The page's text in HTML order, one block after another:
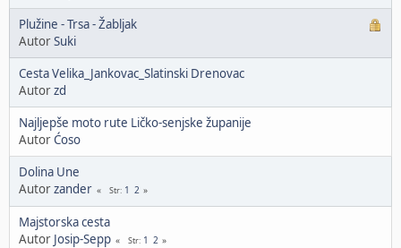
Plužine - Trsa - Žabljak
AutorSuki
Cesta Velika_Jankovac_Slatinski Drenovac
Autorzd
Najljepše moto rute Ličko-senjske županije
AutorĆoso
Dolina Une
Autorzander Str 1 2
Majstorska cesta
Autor Josip-Sepp Str 1 2